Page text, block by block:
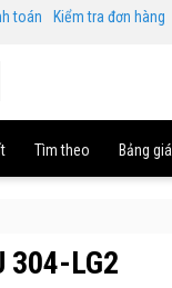
toán Kiểm tra đơn hàng
Tìm theo Bảng giá
304-LG2